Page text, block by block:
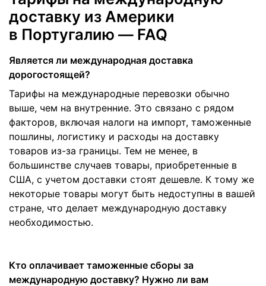
доставку из Америки
в Португалию — FAQ
Является ли международная доставка
дорогостоящей?
Тарифы на международные перевозки обычно
выше, чем на внутренние. Это связано с рядом
факторов, включая налоги на импорт, таможенные
пошлины, логистику и расходы на доставку
товаров из-за границы. Тем не менее, в
большинстве случаев товары, приобретенные в
США, с учетом доставки стоят дешевле. К тому же
некоторые товары могут быть недоступны в вашей
стране, что делает международную доставку
необходимостью.
Кто оплачивает таможенные сборы за
международную доставку? Нужно ли вам